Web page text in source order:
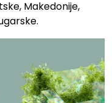
Makedonije,